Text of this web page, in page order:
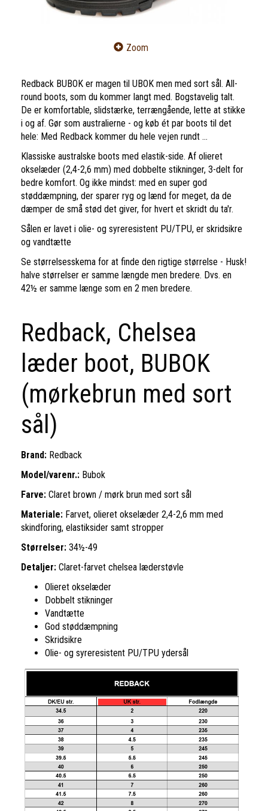
Zoom
Redback BUBOK er magen til UBOK men med sort sål. All-
round boots, som du kommer langt med. Bogstavelig talt.
De er komfortable, slidstærke, terrængående, lette at stikke
i og af. Gør som australierne - og køb ét par boots til det
hele: Med Redback kommer du hele vejen rundt ...
Klassiske australske boots med elastik-side. Af olieret
okselæder (2,4-2,6 mm) med dobbelte stikninger, 3-delt for
bedre komfort. Og ikke mindst: med en super god
støddæmpning, der sparer ryg og lænd for meget, da de
dæmper de små stød det giver, for hvert et skridt du ta'r.
Sålen er lavet i olie- og syreresistent PU/TPU, er skridsikre
og vandtætte
Se størrelsesskema for at finde den rigtige størrelse - Husk!
halve størrelser er samme længde men bredere. Dvs. en
42½ er samme længe som en 2 men bredere.
Redback, Chelsea
læder boot, BUBOK
(mørkebrun med sort
sål)
Brand: Redback
Model/varenr.: Bubok
Farve: Claret brown / mørk brun med sort sål
Materiale: Farvet, olieret okselæder 2,4-2,6 mm med
skindforing, elastiksider samt stropper
Størrelser: 34½-49
Detaljer: Claret-farvet chelsea læderstøvle
Olieret okselæder
Dobbelt stikninger
Vandtætte
God støddæmpning
Skridsikre
Olie- og syreresistent PU/TPU ydersål